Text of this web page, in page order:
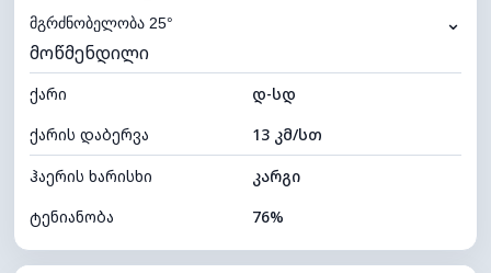
ნამის წერტილი
ხილვადობა
განათების ინდექსი 7 (ნათელი)
ღრუბლის სიმაღლე 11440 მ
მგრძნობელობა 25° ⌄
მოწმენდილი
ქარი
დ-სდ
ქარის დაბერვა
13 კმ/სთ
ჰაერის ხარისხი
კარგი
ტენიანობა
76%